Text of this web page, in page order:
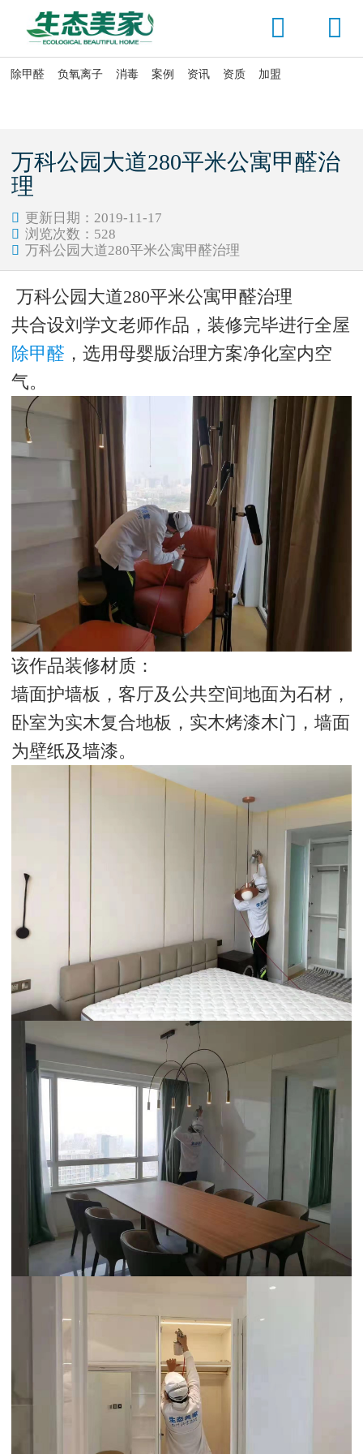


除甲醛 负氧离子 消毒 案例 资讯 资质 加盟
万科公园大道280平米公寓甲醛治
理
 更新日期：2019-11-17
 浏览次数： 528
 万科公园大道280平米公寓甲醛治理
万科公园大道280平米公寓甲醛治理
共合设刘学文老师作品，装修完毕进行全屋
除甲醛 ，选用母婴版治理方案净化室内空
气。
该作品装修材质：
墙面护墙板，客厅及公共空间地面为石材，
卧室为实木复合地板，实木烤漆木门，墙面
为壁纸及墙漆。